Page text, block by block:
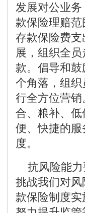
发展对公业
款保险理赔
存款保险费
展，组织全
款。倡导和
个角落，组
行全方位营
合、粮补、
便、快捷的
度。
抗风险能力
挑战我们对
款保险制度